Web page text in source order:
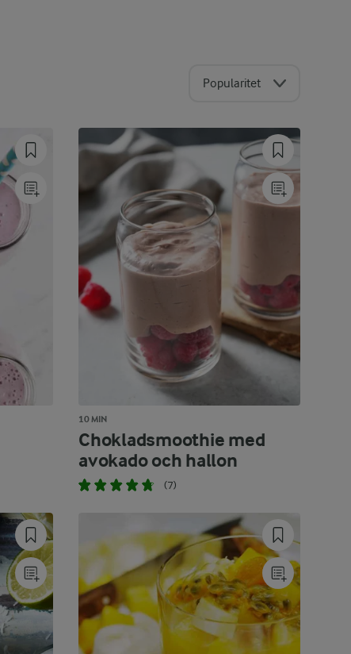
Popularitet
10 MIN
Chokladsmoothie med
avokado och hallon
(7)